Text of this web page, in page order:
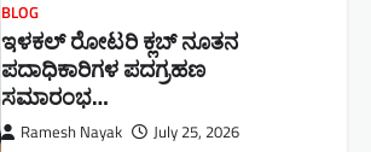
BLOG
ಇಳಕಲ್ ರೋಟರಿ ಕ್ಲಬ್ ನೂತನ‌
ಪದಾಧಿಕಾರಿಗಳ ಪದಗ್ರಹಣ
ಸಮಾರಂಭ…
Ramesh Nayak July 25, 2026